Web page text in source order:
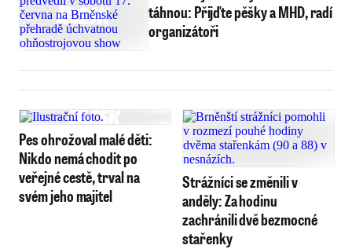
táhnou: Přijďte pěšky a MHD, radí
organizátoři
Pes ohrožoval malé děti:
Nikdo nemá chodit po
veřejné cestě, trval na
svém jeho majitel
Strážníci se změnili v
anděly: Za hodinu
zachránili dvě bezmocné
stařenky